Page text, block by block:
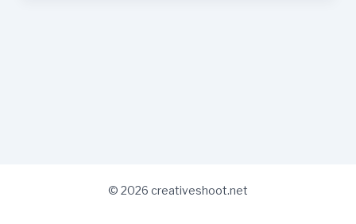
© 2026 creativeshoot.net